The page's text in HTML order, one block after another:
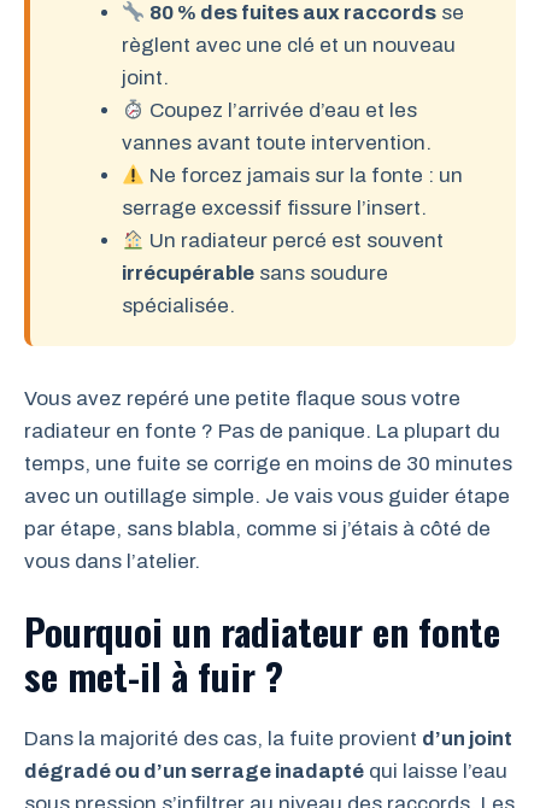
80 % des fuites aux raccords se
règlent avec une clé et un nouveau
joint.
Coupez l’arrivée d’eau et les
vannes avant toute intervention.
Ne forcez jamais sur la fonte : un
serrage excessif fissure l’insert.
Un radiateur percé est souvent
irrécupérable sans soudure
spécialisée.
Vous avez repéré une petite flaque sous votre
radiateur en fonte ? Pas de panique. La plupart du
temps, une fuite se corrige en moins de 30 minutes
avec un outillage simple. Je vais vous guider étape
par étape, sans blabla, comme si j’étais à côté de
vous dans l’atelier.
Pourquoi un radiateur en fonte
se met-il à fuir ?
Dans la majorité des cas, la fuite provient d’un joint
dégradé ou d’un serrage inadapté qui laisse l’eau
sous pression s’infiltrer au niveau des raccords. Les